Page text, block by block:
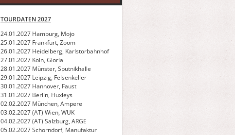
TOURDATEN 2027
24.01.2027 Hamburg, Mojo
25.01.2027 Frankfurt, Zoom
26.01.2027 Heidelberg, Karlstorbahnhof
27.01.2027 Köln, Gloria
28.01.2027 Münster, Sputnikhalle
29.01.2027 Leipzig, Felsenkeller
30.01.2027 Hannover, Faust
31.01.2027 Berlin, Huxleys
02.02.2027 München, Ampere
03.02.2027 (AT) Wien, WUK
04.02.2027 (AT) Salzburg, ARGE
05.02.2027 Schorndorf, Manufaktur